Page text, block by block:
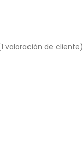
1 valoración de cliente)